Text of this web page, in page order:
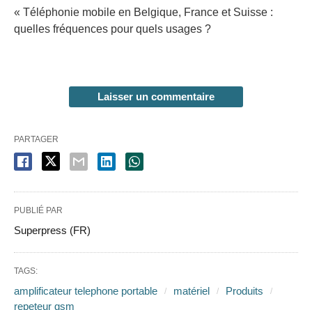
« Téléphonie mobile en Belgique, France et Suisse :
quelles fréquences pour quels usages ?
Laisser un commentaire
PARTAGER
PUBLIÉ PAR
Superpress (FR)
TAGS:
amplificateur telephone portable matériel
Produits
repeteur gsm